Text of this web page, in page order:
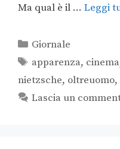
Ma qual è il … Leggi
Giornale
apparenza, cinema
nietzsche, oltreuomo,
Lascia un